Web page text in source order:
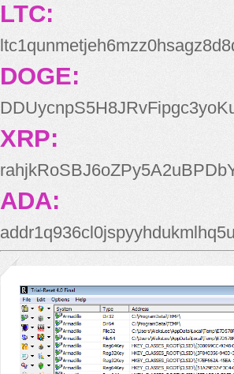
LTC:
DOGE:
XRP:
ADA: